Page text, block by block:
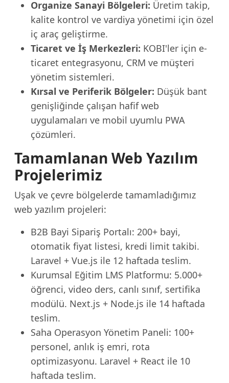
Organize Sanayi Bölgeleri: Üretim takip,
kalite kontrol ve vardiya yönetimi için özel
iç araç geliştirme.
Ticaret ve İş Merkezleri: KOBI'ler için e-
ticaret entegrasyonu, CRM ve müşteri
yönetim sistemleri.
Kırsal ve Periferik Bölgeler: Düşük bant
genişliğinde çalışan hafif web
uygulamaları ve mobil uyumlu PWA
çözümleri.
Tamamlanan Web Yazılım
Projelerimiz
Uşak ve çevre bölgelerde tamamladığımız
web yazılım projeleri:
B2B Bayi Sipariş Portalı: 200+ bayi,
otomatik fiyat listesi, kredi limit takibi.
Laravel + Vue.js ile 12 haftada teslim.
Kurumsal Eğitim LMS Platformu: 5.000+
öğrenci, video ders, canlı sınıf, sertifika
modülü. Next.js + Node.js ile 14 haftada
teslim.
Saha Operasyon Yönetim Paneli: 100+
personel, anlık iş emri, rota
optimizasyonu. Laravel + React ile 10
haftada teslim.